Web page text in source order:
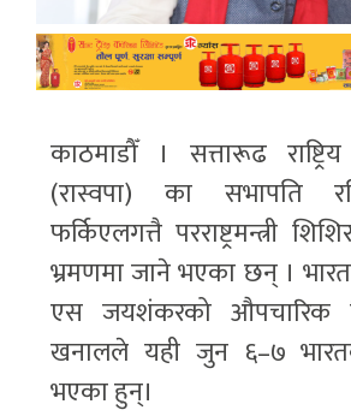
काठमाडौँ । सत्तारूढ राष्ट्रिय
(रास्वपा) का सभापति
फर्किएलगत्तै परराष्ट्रमन्त्री
भ्रमणमा जाने भएका छन् ।
एस जयशंकरको औपचारिक
खनालले यही जुन ६–७
भएका हुन्।